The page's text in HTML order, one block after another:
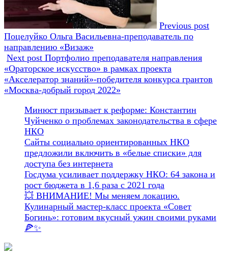
Previous post
Поцелуйко Ольга Васильевна-преподаватель по
направлению «Визаж»
Next post Портфолио преподавателя направления
«Ораторское искусство» в рамках проекта
«Акселератор знаний»-победителя конкурса грантов
«Москва-добрый город 2022»
Минюст призывает к реформе: Константин
Чуйченко о проблемах законодательства в сфере
НКО
Сайты социально ориентированных НКО
предложили включить в «белые списки» для
доступа без интернета
Госдума усиливает поддержку НКО: 64 закона и
рост бюджета в 1,6 раза с 2021 года
💥 ВНИМАНИЕ! Мы меняем локацию.
Кулинарный мастер-класс проекта «Совет
Богинь»: готовим вкусный ужин своими руками
🍕✨